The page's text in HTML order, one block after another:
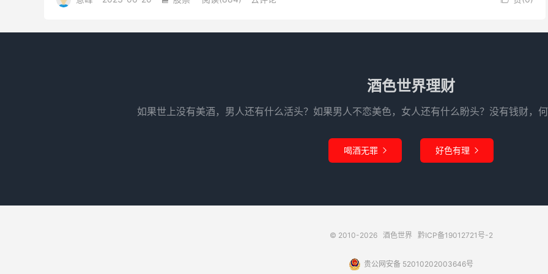
酒色世界理财
如果世上没有美酒，男人还有什么活头？如果男人不恋美色，女人还有什么盼头？没有钱财，
喝酒无罪  好色有理 
© 2010-2026 酒色世界 黔ICP备19012721号-2
贵公网安备 52010202003646号